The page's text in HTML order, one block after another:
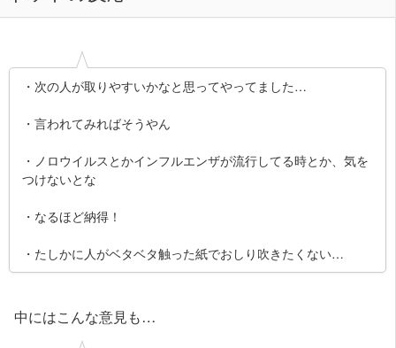
・次の人が取りやすいかなと思ってやってました…
・言われてみればそうやん
・ノロウイルスとかインフルエンザが流行してる時とか、気を
つけないとな
・なるほど納得！
・たしかに人がベタベタ触った紙でおしり吹きたくない…
中にはこんな意見も…